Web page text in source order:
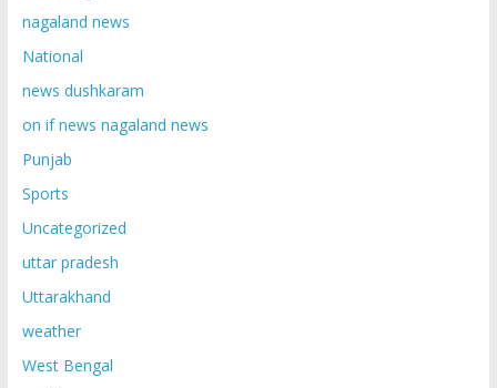
nagaland news
National
news dushkaram
on if news nagaland news
Punjab
Sports
Uncategorized
uttar pradesh
Uttarakhand
weather
West Bengal